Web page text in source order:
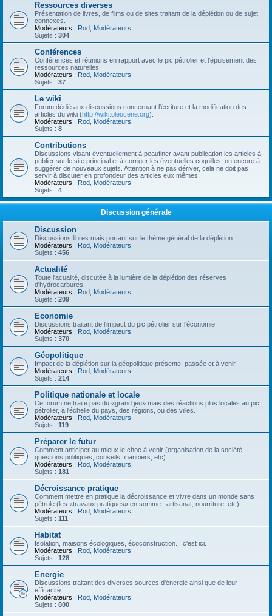
Ressources diverses
Présentation de livres, de films ou de sites traitant de la déplétion ou de sujet
connexes.
Modérateurs : Rod Modérateurs
Sujets : 304
Conférences
Conférences et réunions en rapport avec le pic pétrolier et l'épuisement des
ressources naturelles.
Modérateurs : Rod Modérateurs
Sujets : 37
Le wiki
Forum dédié aux discussions concernant l'écriture et la modification des
articles du wiki (http://wiki.oleocene.org).
Modérateurs : Rod Modérateurs
Sujets : 8
Contributions
Discussions visant éventuellement à peaufiner avant publication les articles à
publier sur le site principal et à corriger les éventuelles coquilles, ou encore à
suggérer de nouveaux sujets. Attention à ne pas dériver, cela ne doit pas
servir à discuter en profondeur des articles eux mêmes.
Modérateurs : Rod Modérateurs
Sujets : 4
Discussion générale
Discussion
Discussions libres mais portant sur le thème général de la déplétion.
Modérateurs : Rod Modérateurs
Sujets : 456
Actualité
Toute l'acualité, discutée à la lumière de la déplétion des réserves
d'hydrocarbures.
Modérateurs : Rod Modérateurs
Sujets : 209
Economie
Discussions traitant de l'impact du pic pétrolier sur l'économie.
Modérateurs : Rod Modérateurs
Sujets : 370
Géopolitique
Impact de la déplétion sur la géopolitique présente, passée et à venir.
Modérateurs : Rod Modérateurs
Sujets : 214
Politique nationale et locale
Ce forum ne traite pas du «grand jeu» mais des réactions plus locales au pic
pétrolier, à l'échelle du pays, des régions, ou des villes.
Modérateurs : Rod Modérateurs
Sujets : 119
Préparer le futur
Comment anticiper au mieux le choc à venir (organisation de la société,
questions politiques, conseils financiers, etc).
Modérateurs : Rod Modérateurs
Sujets : 181
Décroissance pratique
Comment mettre en pratique la décroissance et vivre dans un monde sans
pétrole (les «travaux pratiques» en somme : artisanat, nourriture, etc)
Modérateurs : Rod Modérateurs
Sujets : 111
Habitat
Isolation, maisons écologiques, écoconstruction... c'est ici.
Modérateurs : Rod Modérateurs
Sujets : 128
Energie
Discussions traitant des diverses sources d'énergie ainsi que de leur
efficacité.
Modérateurs : Rod Modérateurs
Sujets : 800